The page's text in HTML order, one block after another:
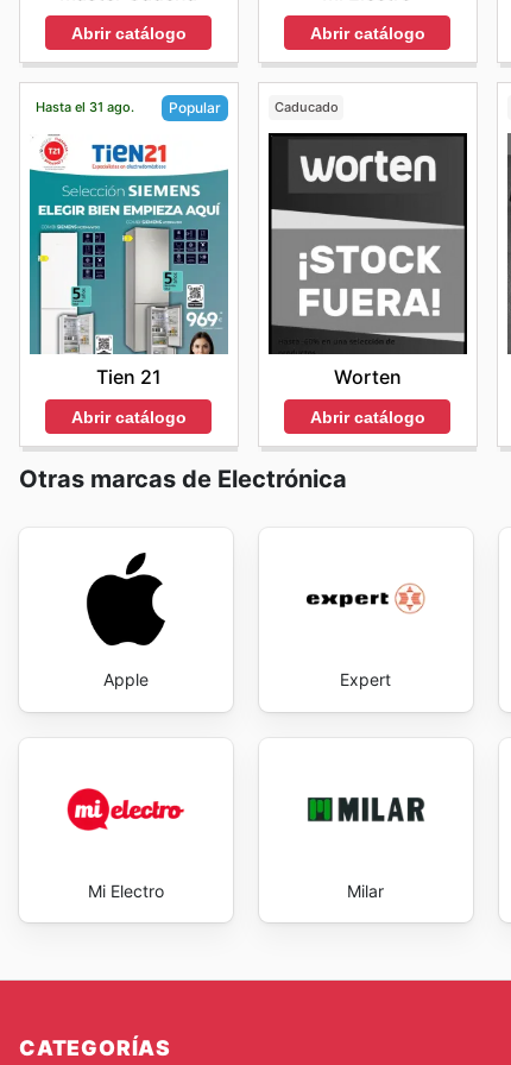
Abrir catálogo Abrir catálogo
Hasta el 31 ago. Popular
Tien 21
Abrir catálogo
Caducado
Worten
Abrir catálogo
Otras marcas de Electrónica
Apple Expert
Mi Electro Milar
CATEGORÍAS